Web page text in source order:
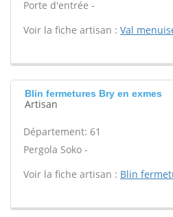
Porte d'entrée -
Voir la fiche artisan : Val
Blin fermetures Bry en exmes
Artisan
Département: 61
Pergola Soko -
Voir la fiche artisan : Blin